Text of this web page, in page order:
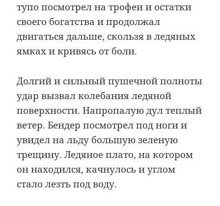
тупо посмотрел на трофеи и остатки
своего богатства и продолжал
двигаться дальше, скользя в ледяных
ямках и кривясь от боли.
Долгий и сильный пушечной полноты
удар вызвал колебания ледяной
поверхности. Напропалую дул теплый
ветер. Бендер посмотрел под ноги и
увидел на льду большую зеленую
трещину. Ледяное плато, на котором
он находился, качнулось и углом
стало лезть под воду.